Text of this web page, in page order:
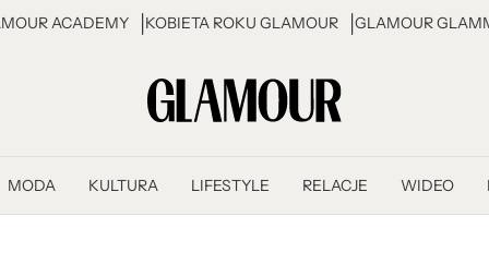
ACADEMY KOBIETA ROKU GLAMOUR GLAMOUR
MODA KULTURA LIFESTYLE RELACJE WIDEO